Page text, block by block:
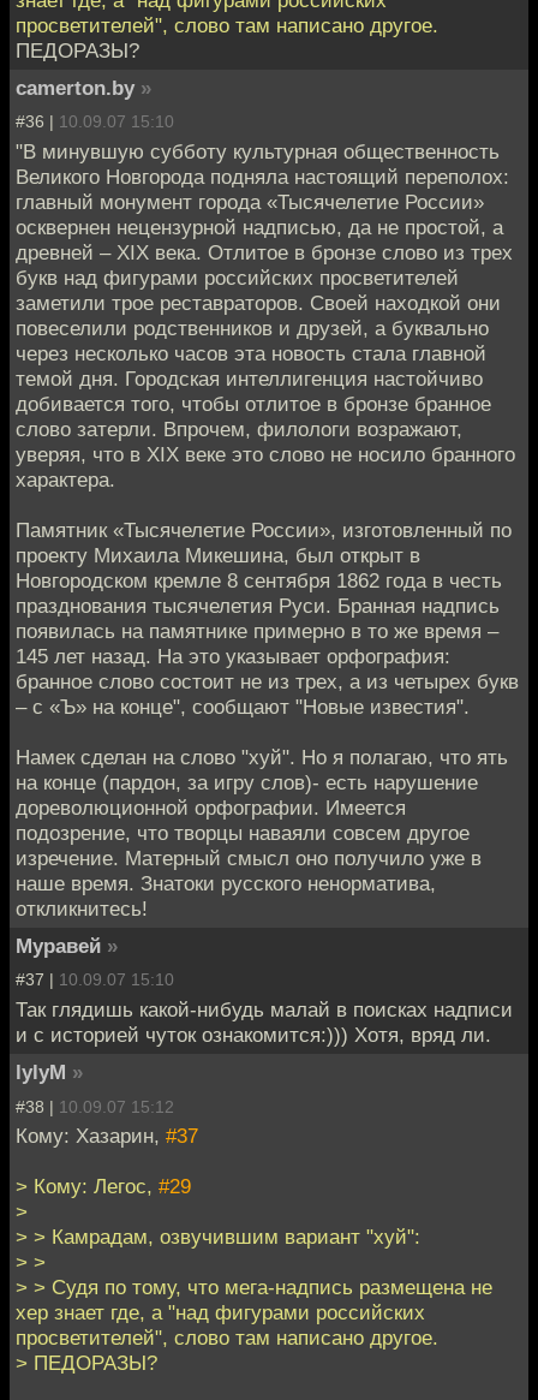
просветителей", слово там написано другое.
ПЕДОРАЗЫ?
camerton.by »
#36 | 10.09.07 15:10
"В минувшую субботу культурная общественность
Великого Новгорода подняла настоящий переполох:
главный монумент города «Тысячелетие России»
осквернен нецензурной надписью, да не простой, а
древней – XIX века. Отлитое в бронзе слово из трех
букв над фигурами российских просветителей
заметили трое реставраторов. Своей находкой они
повеселили родственников и друзей, а буквально
через несколько часов эта новость стала главной
темой дня. Городская интеллигенция настойчиво
добивается того, чтобы отлитое в бронзе бранное
слово затерли. Впрочем, филологи возражают,
уверяя, что в XIX веке это слово не носило бранного
характера.
Памятник «Тысячелетие России», изготовленный по
проекту Михаила Микешина, был открыт в
Новгородском кремле 8 сентября 1862 года в честь
празднования тысячелетия Руси. Бранная надпись
появилась на памятнике примерно в то же время –
145 лет назад. На это указывает орфография:
бранное слово состоит не из трех, а из четырех букв
– с «Ъ» на конце", сообщают "Новые известия".
Намек сделан на слово "хуй". Но я полагаю, что ять
на конце (пардон, за игру слов)- есть нарушение
дореволюционной орфографии. Имеется
подозрение, что творцы наваяли совсем другое
изречение. Матерный смысл оно получило уже в
наше время. Знатоки русского ненорматива,
откликнитесь!
Муравей »
#37 | 10.09.07 15:10
Так глядишь какой-нибудь малай в поисках надписи
и с историей чуток ознакомится:))) Хотя, вряд ли.
lylyM »
#38 | 10.09.07 15:12
Кому: Хазарин, #37
> Кому: Легос, #29
>
> > Камрадам, озвучившим вариант "хуй":
> >
> > Судя по тому, что мега-надпись размещена не
хер знает где, а "над фигурами российских
просветителей", слово там написано другое.
> ПЕДОРАЗЫ?